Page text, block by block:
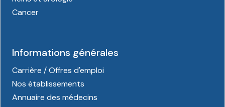
Cancer
Informations générales
Carrière / Offres d'emploi
Nos établissements
Annuaire des médecins